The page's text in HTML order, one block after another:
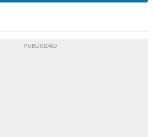
PUBLICIDAD